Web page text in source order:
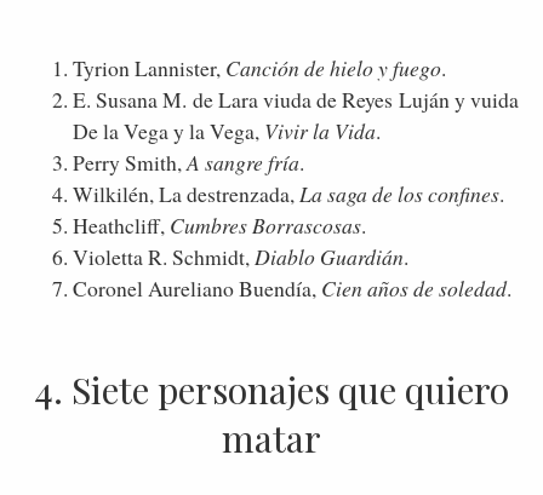
Tyrion Lannister, Canción de hielo y fuego.
E. Susana M. de Lara viuda de Reyes Luján y vuida
De la Vega y la Vega, Vivir la Vida.
Perry Smith,A sangre fría.
Wilkilén, La destrenzada,La saga de los confines.
Heathcliff, Cumbres Borrascosas.
Violetta R. Schmidt,Diablo Guardián.
Coronel Aureliano Buendía, Cien años de soledad.
4. Siete personajes que quiero
matar